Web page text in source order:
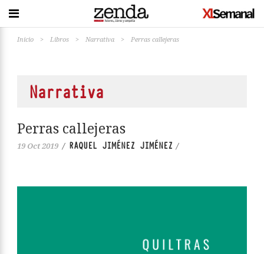
Inicio > Libros > Narrativa > Perras callejeras
Narrativa
Perras callejeras
19 Oct 2019 / RAQUEL JIMÉNEZ JIMÉNEZ /